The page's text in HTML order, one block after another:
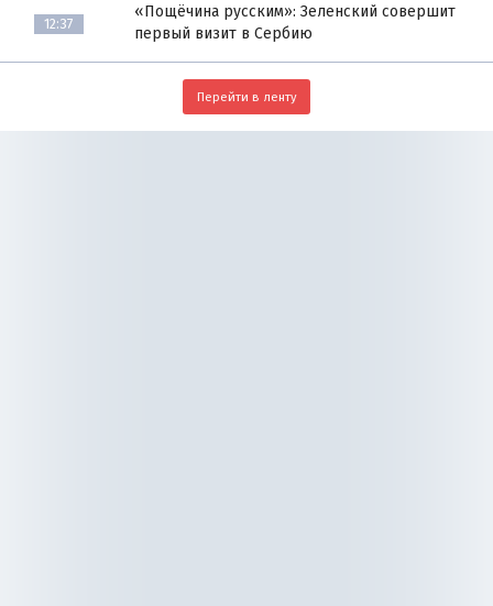
12:37
«Пощёчина русским»: Зеленский совершит
первый визит в Сербию
Перейти в ленту